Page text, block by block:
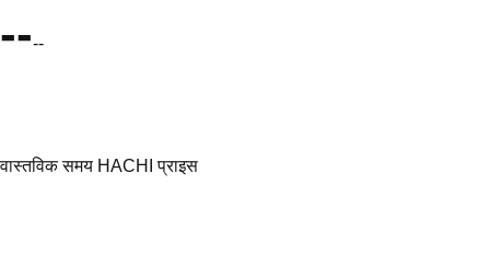
----
वास्तविक समय HACHI प्राइस